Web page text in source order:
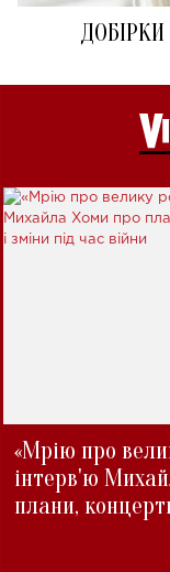
«Мрію про
інтерв'ю
плани,